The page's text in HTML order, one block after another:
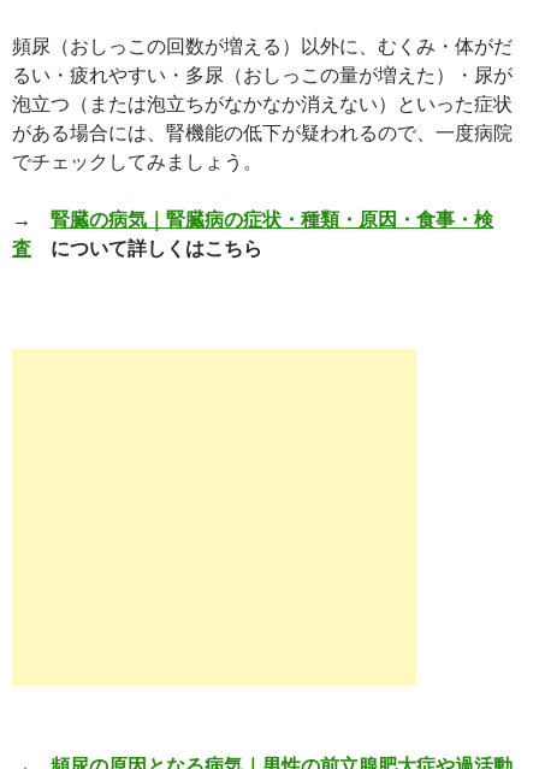
頻尿（おしっこの回数が増える）以外に、むくみ・体がだ
るい・疲れやすい・多尿（おしっこの量が増えた）・尿が
泡立つ（または泡立ちがなかなか消えない）といった症状
がある場合には、腎機能の低下が疑われるので、一度病院
でチェックしてみましょう。
→ 腎臓の病気｜腎臓病の症状・種類・原因・食事・検
査 について詳しくはこちら